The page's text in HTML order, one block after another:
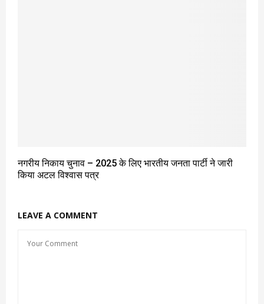
नगरीय निकाय चुनाव – 2025 के लिए भारतीय जनता पार्टी ने जारी
किया अटल विश्वास पत्र
LEAVE A COMMENT